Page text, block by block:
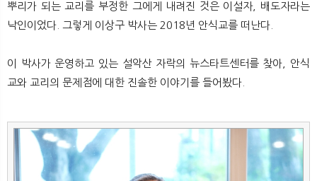
뿌리가 되는 교리를 부정한 그에게 내려진 것은 이설자, 배도자라는
낙인이었다. 그렇게 이상구 박사는 2018년 안식교를 떠난다.
이 박사가 운영하고 있는 설악산 자락의 뉴스타트센터를 찾아, 안식
교와 교리의 문제점에 대한 진솔한 이야기를 들어봤다.